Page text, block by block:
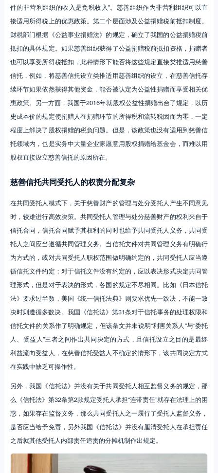
件的非营利组织的收入是免税收入”。慈善组织作为非营利组织可以直
接适用所得税上的优惠政策。第二个层面涉及公益捐赠税前抵扣制度。
财税部门根据《公益事业捐赠法》的规定，确立了我国的公益捐赠税前
抵扣的具体规定。如果慈善组织获得了公益捐赠税前抵扣资格，捐赠者
也可以享受所得税抵扣，此种情形下能否将这些规定直接类推适用慈善
信托，例如，将慈善信托设立类推适用慈善组织的设立，在慈善信托存
续环节如果依然获得其他资金，能否被认定为公益性捐赠而享受相关优
惠政策。另一方面，我国于2016年就股权公益性捐赠出台了规定，以历
史成本价的规定使捐赠人在捐赠环节的所得税和流转税因而为零，一定
程度上解决了股权捐赠的税负问题。但是，该政策也没有适用到慈善信
托领域内，也是实务中大量企业家愿意用股权捐赠给基金会，而难以用
股权直接设立慈善信托的原因所在。
慈善信托共同受托人的权责分配复杂
在共同受托人模式下，关于慈善财产的管理与处分受托人产生不同意见
时，较难进行高效决策。共同受托人管理与处分慈善财产的权利来自于
信托合同，信托合同赋予其权利的同时也给予共同受托人义务，共同受
托人之间应当遵循共同管理义务。当信托文件对共同管理义务有明确行
为方式的，或对共同受托人职权范围做明确约定的，共同受托人应当遵
循信托文件约定；对于信托文件没有约定的，应以表决形式决定共同管
理形式，但是对于表决的形式，各国的规定不尽相同。比如《日本信托
法》要求过半数，美国《统一信托法典》则要求优先一致决，不能一致
决时则遵循多数决。我国《信托法》第31条对于信托事务的处理权限和
信托文件的关系作了明确规定，但该条文并未说明“利害关系人”与“委托
人、受益人”三者之间作出共同决定的方式，且信托设立之目的是最终
利益流向受益人，在慈善信托受益人不确定的情形下，该共同决定方式
在实践中缺乏可操作性。
另外，我国《信托法》并没有关于共同受托人相互监督义务的规定，那
么《信托法》第32条第2款规定受托人承担“连带责任”就存在法理上的困
惑，如果存在监督义务，那么共同受托人之一履行了受托人监督义务，
是否应当给予免责，另外我国《信托法》并没有厘清受托人在承担责任
之后就其他受托人内部责任追责的分摊机制作出规定。